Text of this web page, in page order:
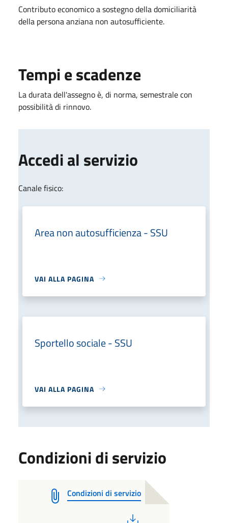
Contributo economico a sostegno della domiciliarità
della persona anziana non autosufficiente.
Tempi e scadenze
La durata dell'assegno è, di norma, semestrale con
possibilità di rinnovo.
Accedi al servizio
Canale fisico:
Area non autosufficienza - SSU
VAI ALLA PAGINA
Sportello sociale - SSU
VAI ALLA PAGINA
Condizioni di servizio
Condizioni di servizio